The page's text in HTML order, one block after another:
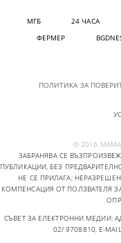
МГБ 24 ЧАСА
ФЕРМЕР
ПОЛИТИКА ЗА
© 2016 МАМА
ЗАБРАНЯВА СЕ
ПУБЛИКАЦИИ, БЕЗ
НЕ СЕ ПРИЛАГА;
КОМПЕНСАЦИЯ ОТ ПОЛЗВАТЕЛЯ
СЪВЕТ ЗА ЕЛЕКТРОННИ МЕДИИ:
02/ 9708810, E-